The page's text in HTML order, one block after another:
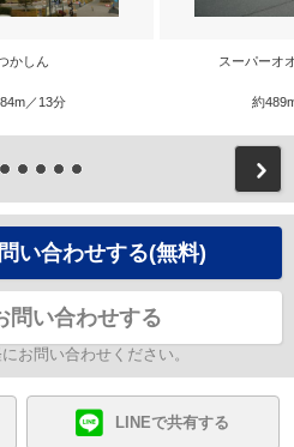
かしん
／13分
スーパーオ
約
い合わせする(無料)
問い合わせする
お問い合わせください。
LINEで共有する